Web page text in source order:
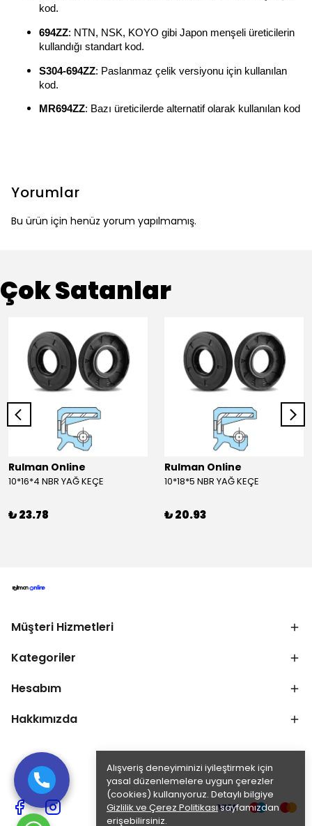
Alışveriş deneyiminizi iyileştirmek için
yasal düzenlemelere uygun çerezler
(cookies) kullanıyoruz. Detaylı bilgiye
Gizlilik ve Çerez Politikasısayfamızdan
erişebilirsiniz.
kod.
694ZZ: NTN, NSK, KOYO gibi Japon menşeli üreticilerin
kullandığı standart kod.
S304-694ZZ: Paslanmaz çelik versiyonu için kullanılan
kod.
MR694ZZ: Bazı üreticilerde alternatif olarak kullanılan kod
Yorumlar
Bu ürün için henüz yorum yapılmamış.
Çok Satanlar
Rulman Online
10*16*4 NBR YAĞ KEÇE
₺ 23.78
Rulman Online
10*18*5 NBR YAĞ KEÇE
₺ 20.93
Müşteri Hizmetleri
Kategoriler
Hesabım
Hakkımızda